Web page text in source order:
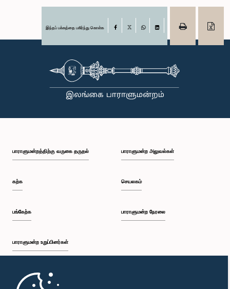
இந்தப் பக்கத்தை பகிர்ந்து கொள்க Facebook
பாராளுமன்றத்திற்கு வருகை தருதல்
கற்க
பங்கேற்க
பாராளுமன்ற உறுப்பினர்கள்
முதற்பக்கம்
பாராளுமன்ற அலுவல்கள்
செயலகம்
பாராளுமன்ற நேரலை